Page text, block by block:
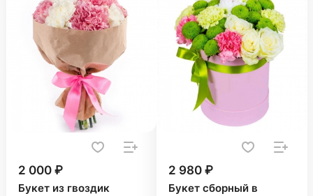
2 000 ₽
Букет из гвоздик
2 980 ₽
Букет сборный в